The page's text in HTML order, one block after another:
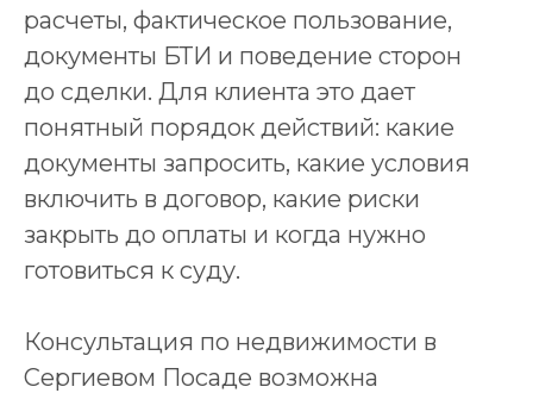
расчеты, фактическое пользование,
документы БТИ и поведение сторон
до сделки. Для клиента это дает
понятный порядок действий: какие
документы запросить, какие условия
включить в договор, какие риски
закрыть до оплаты и когда нужно
готовиться к суду.
Консультация по недвижимости в
Сергиевом Посаде возможна